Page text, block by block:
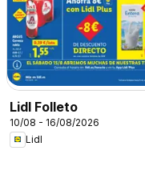
Lidl Folleto
10/08 - 16/08/2026
Lidl